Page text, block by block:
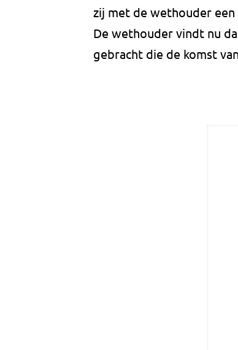
zij met de wethouder
De wethouder vindt nu
gebracht die de komst